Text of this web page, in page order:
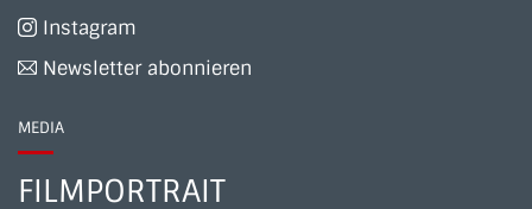
Instagram
Newsletter abonnieren
MEDIA
FILMPORTRAIT